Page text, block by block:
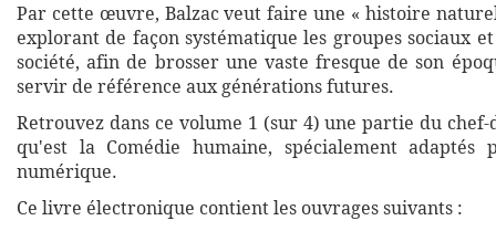
Par cette œuvre, Balzac veut faire une « histoire
explorant de façon systématique les groupes sociaux
société, afin de brosser une vaste fresque de son
servir de référence aux générations futures.
Retrouvez dans ce volume 1 (sur 4) une partie du
qu'est la Comédie humaine, spécialement adaptés
numérique.
Ce livre électronique contient les ouvrages suivants :